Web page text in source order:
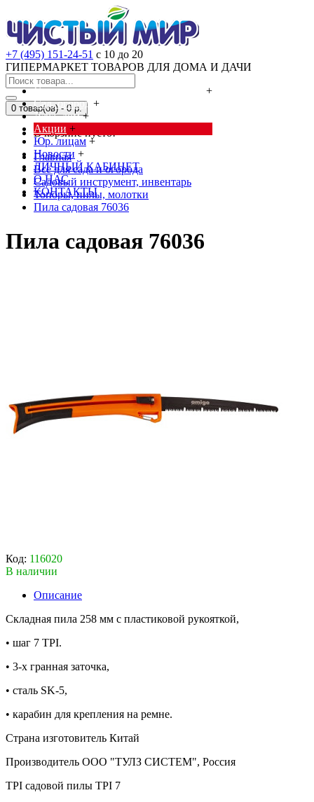
+7 (495) 151-24-51 с 10 до 20
ГИПЕРМАРКЕТ ТОВАРОВ ДЛЯ ДОМА И ДАЧИ
Cредства от насекомых и грызунов
+
Сад, огород +
Дача, дом +
Акции +
Юр. лицам +
Новости +
ЛИЧНЫЙ КАБИНЕТ
О НАС
КОНТАКТЫ
0 товар(ов) - 0 р.
В корзине пусто!
Главная
Всё для сада и огорода
Садовый инструмент, инвентарь
Топоры, пилы, молотки
Пила садовая 76036
Пила садовая 76036
Код: 116020
В наличии
Описание
Складная пила 258 мм с пластиковой рукояткой,
• шаг 7 TPI.
• 3-х гранная заточка,
• сталь SK-5,
• карабин для крепления на ремне.
Страна изготовитель Китай
Производитель ООО "ТУЛЗ СИСТЕМ", Россия
TPI садовой пилы TPI 7